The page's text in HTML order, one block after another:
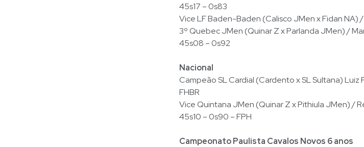
45s17 – 0s83
Vice LF Baden-Baden (Calisco JMen x Fidan NA)
3º Quebec JMen (Quinar Z x Parlanda JMen) /
45s08 – 0s92
Nacional
Campeão SL Cardial (Cardento x SL Sultana) Luiz
FHBR
Vice Quintana JMen (Quinar Z x Pithiula JMen) /
45s10 – 0s90 – FPH
Campeonato Paulista Cavalos Novos 6 anos